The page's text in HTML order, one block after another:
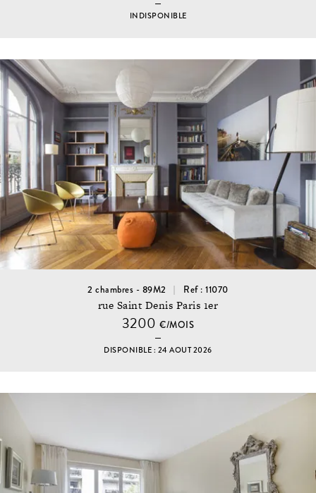
INDISPONIBLE
2 chambres - 89M2 Ref : 11070
rue Saint Denis Paris 1er
3200€/MOIS
DISPONIBLE : 24 AOUT 2026